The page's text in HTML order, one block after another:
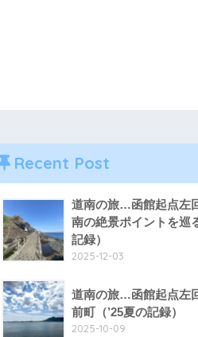
Recent Post
道南の旅…函館起点左
南の絶景ポイントを巡
記録）
2025-12-03
道南の旅…函館起点左
前町（’25夏の記録）
2025-10-09